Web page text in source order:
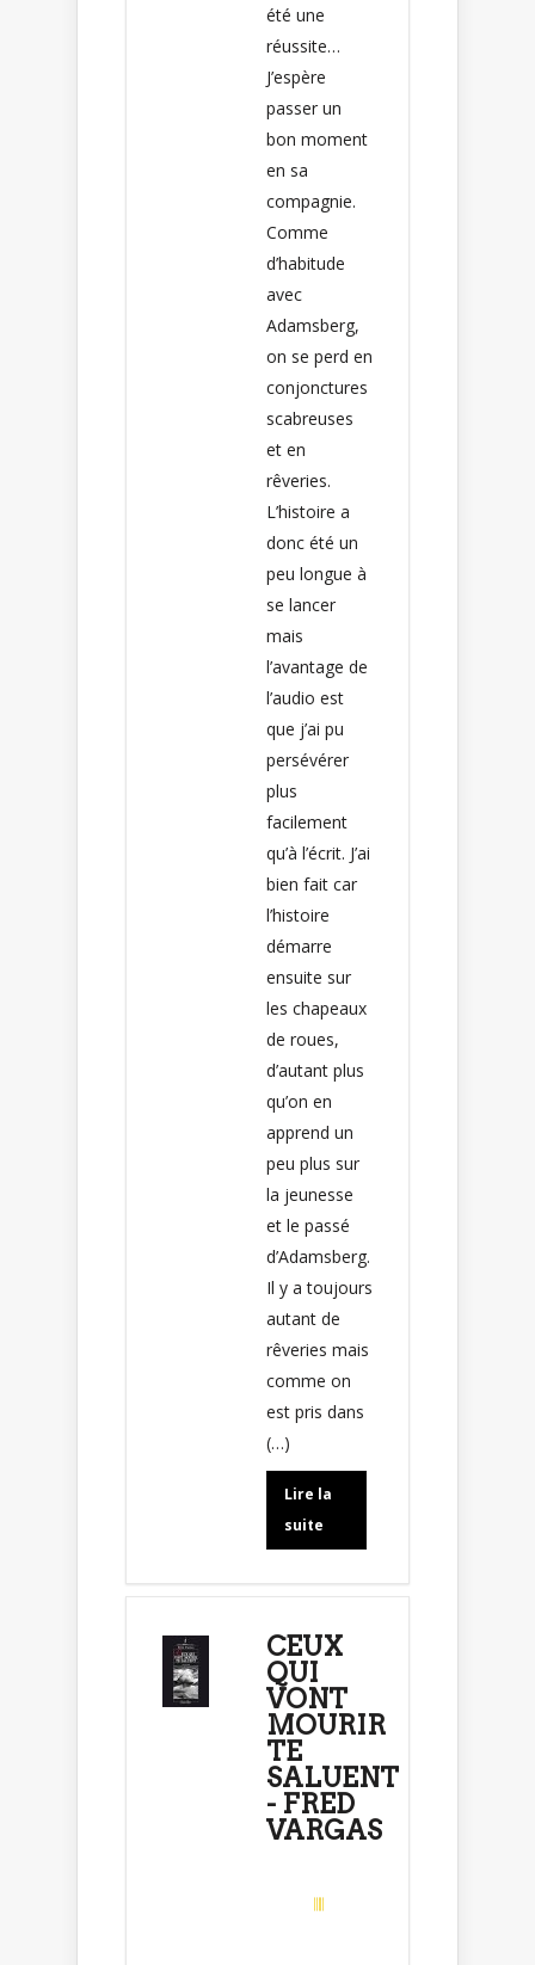
été une
réussite…
J’espère
passer un
bon moment
en sa
compagnie.
Comme
d’habitude
avec
Adamsberg,
on se perd en
conjonctures
scabreuses
et en
rêveries.
L’histoire a
donc été un
peu longue à
se lancer
mais
l’avantage de
l’audio est
que j’ai pu
persévérer
plus
facilement
qu’à l’écrit. J’ai
bien fait car
l’histoire
démarre
ensuite sur
les chapeaux
de roues,
d’autant plus
qu’on en
apprend un
peu plus sur
la jeunesse
et le passé
d’Adamsberg.
Il y a toujours
autant de
rêveries mais
comme on
est pris dans
(…)
Lire la
suite
CEUX
QUI
VONT
MOURIR
TE
SALUENT
- FRED
VARGAS